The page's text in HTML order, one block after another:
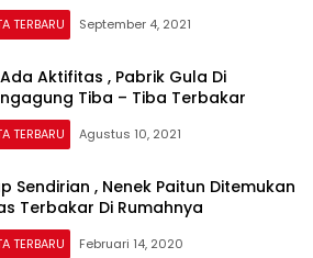
TERBARU September 4, 2021
Aktifitas , Pabrik Gula Di
Tiba – Tiba Terbakar
TERBARU Agustus 10, 2021
Sendirian , Nenek Paitun Ditemukan
Terbakar Di Rumahnya
TERBARU Februari 14, 2020